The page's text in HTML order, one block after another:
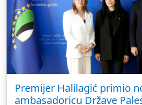
Premijer Halilagić primio
ambasadoricu Države